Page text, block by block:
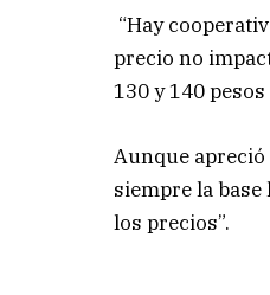
“Hay
precio no
130 y 140
Aunque
siempre la base
los precios”.